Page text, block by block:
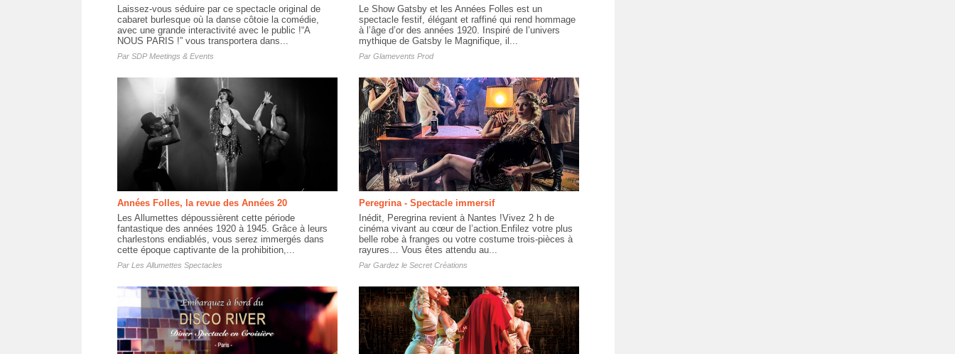
Laissez-vous séduire par ce spectacle original de
cabaret burlesque où la danse côtoie la comédie,
avec une grande interactivité avec le public !“A
NOUS PARIS !” vous transportera dans...
Par SDP Meetings & Events
Le Show Gatsby et les Années Folles est un
spectacle festif, élégant et raffiné qui rend hommage
à l’âge d’or des années 1920. Inspiré de l’univers
mythique de Gatsby le Magnifique, il...
Par Glamevents Prod
Années Folles, la revue des Années 20
Les Allumettes dépoussièrent cette période
fantastique des années 1920 à 1945. Grâce à leurs
charlestons endiablés, vous serez immergés dans
cette époque captivante de la prohibition,...
Par Les Allumettes Spectacles
Peregrina - Spectacle immersif
Inédit, Peregrina revient à Nantes !Vivez 2 h de
cinéma vivant au cœur de l’action.Enfilez votre plus
belle robe à franges ou votre costume trois-pièces à
rayures… Vous êtes attendu au...
Par Gardez le Secret Créations